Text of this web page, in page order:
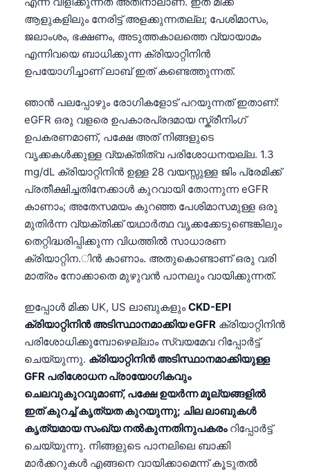
ആളുകളിലും നേരിട്ട് അളക്കുന്നതല്ല; പേശിമാസം,
ജലാംശം, ഭക്ഷണം, അടുത്തകാലത്തെ വ്യായാമം
എന്നിവയെ ബാധിക്കുന്ന ക്രിയാറ്റിനിൻ
ഉപയോഗിച്ചാണ് ലാബ് ഇത് കണ്ടെത്തുന്നത്.
ഞാൻ പലപ്പോഴും രോഗികളോട് പറയുന്നത് ഇതാണ്:
eGFR ഒരു വളരെ ഉപകാരപ്രദമായ സ്ക്രീനിംഗ്
ഉപകരണമാണ്, പക്ഷേ അത് നിങ്ങളുടെ
വൃക്കകൾക്കുള്ള വ്യക്തിത്വ പരിശോധനയല്ല. 1.3
mg/dL ക്രിയാറ്റിനിൻ ഉള്ള 28 വയസ്സുള്ള ജിം പ്രേമിക്ക്
പ്രതീക്ഷിച്ചതിനേക്കാൾ കുറവായി തോന്നുന്ന eGFR
കാണാം; അതേസമയം കുറഞ്ഞ പേശിമാസമുള്ള ഒരു
മുതിർന്ന വ്യക്തിക്ക് യഥാർത്ഥ വൃക്കക്കേടുണ്ടെങ്കിലും
തെറ്റിദ്ധരിപ്പിക്കുന്ന വിധത്തിൽ സാധാരണ
ക്രിയാറ്റിന.ിൻ കാണാം. അതുകൊണ്ടാണ് ഒരു വരി
മാത്രം നോക്കാതെ മുഴുവൻ പാനലും വായിക്കുന്നത്.
ഇപ്പോൾ മിക്ക UK, US ലാബുകളുംCKD-EPI
ക്രിയാറ്റിനിൻ അടിസ്ഥാനമാക്കിയ eGFR ക്രിയാറ്റിനിൻ
പരിശോധിക്കുമ്പോഴെല്ലാം സ്വയമേവ റിപ്പോർട്ട്
ചെയ്യുന്നു. ക്രിയാറ്റിനിൻ അടിസ്ഥാനമാക്കിയുള്ള
GFR പരിശോധന പ്രായോഗികവും
ചെലവുകുറവുമാണ്, പക്ഷേ ഉയർന്ന മൂല്യങ്ങളിൽ
ഇത് കുറച്ച് കൃത്യത കുറയുന്നു; ചില ലാബുകൾ
കൃത്യമായ സംഖ്യ നൽകുന്നതിനുപകരംറിപ്പോർട്ട്
ചെയ്യുന്നു. നിങ്ങളുടെ പാനലിലെ ബാക്കി
മാർക്കറുകൾ എങ്ങനെ വായിക്കാമെന്ന് കൂടുതൽ